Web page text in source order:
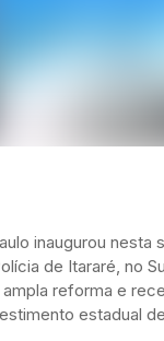
inaugurou nesta
de Itararé, no
reforma e
estadual